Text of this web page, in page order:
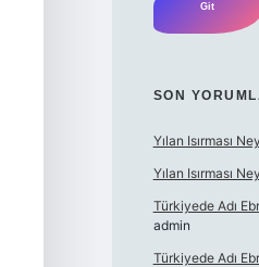
SON
Yılan Isırması
Yılan Isırması
Türkiyede Adı
admin
Türkiyede Adı